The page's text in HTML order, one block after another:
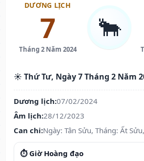
DƯƠNG LỊCH
7
Tháng 2 Năm 2024
🐂
☀️ Thứ Tư, Ngày 7 Tháng 2 Năm
Dương lịch:07/02/2024
Âm lịch:28/12/2023
Can chi:Ngày: Tân Sửu, Tháng: Ất
⏱️ Giờ Hoàng đạo